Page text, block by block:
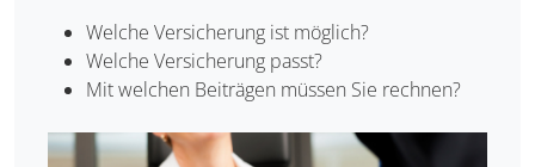
Welche Versicherung ist möglich?
Welche Versicherung passt?
Mit welchen Beiträgen müssen Sie rechnen?